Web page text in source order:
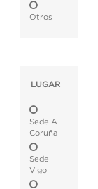
Otros
LUGAR
Sede A
Coruña
Sede
Vigo